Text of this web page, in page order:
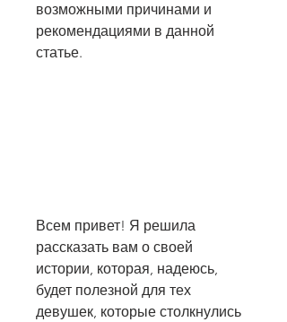
возможными причинами и
рекомендациями в данной
статье.
Всем привет! Я решила
рассказать вам о своей
истории, которая, надеюсь,
будет полезной для тех
девушек, которые столкнулись